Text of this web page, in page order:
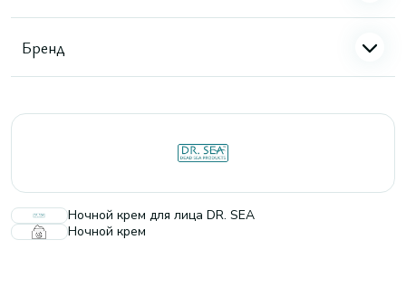
Бренд
Ночной крем для лица DR. SEA
Ночной крем